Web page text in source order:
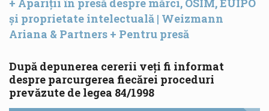
+ Apariții în presă despre mărci, OSIM, EUIPO
și proprietate intelectuală | Weizmann
Ariana & Partners + Pentru presă
După depunerea cererii veți fi informat
despre parcurgerea fiecărei proceduri
prevăzute de legea 84/1998